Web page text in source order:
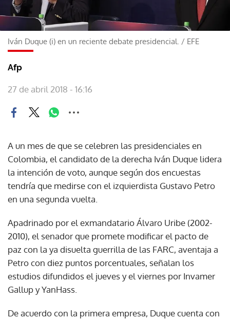
Iván Duque (i) en un reciente debate presidencial. / EFE
Afp
27 de abril 2018 - 16:16
A un mes de que se celebren las presidenciales en
Colombia, el candidato de la derecha Iván Duque lidera
la intención de voto, aunque según dos encuestas
tendría que medirse con el izquierdista Gustavo Petro
en una segunda vuelta.
Apadrinado por el exmandatario Álvaro Uribe (2002-
2010), el senador que promete modificar el pacto de
paz con la ya disuelta guerrilla de las FARC, aventaja a
Petro con diez puntos porcentuales, señalan los
estudios difundidos el jueves y el viernes por Invamer
Gallup y YanHass.
De acuerdo con la primera empresa, Duque cuenta con